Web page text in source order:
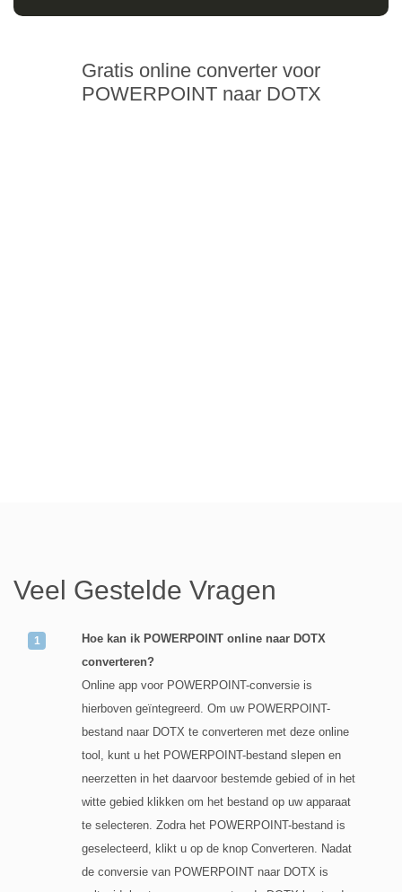
Gratis online converter voor
POWERPOINT naar DOTX
Veel Gestelde Vragen
Hoe kan ik POWERPOINT online naar DOTX
converteren?
Online app voor POWERPOINT-conversie is
hierboven geïntegreerd. Om uw POWERPOINT-
bestand naar DOTX te converteren met deze online
tool, kunt u het POWERPOINT-bestand slepen en
neerzetten in het daarvoor bestemde gebied of in het
witte gebied klikken om het bestand op uw apparaat
te selecteren. Zodra het POWERPOINT-bestand is
geselecteerd, klikt u op de knop Converteren. Nadat
de conversie van POWERPOINT naar DOTX is